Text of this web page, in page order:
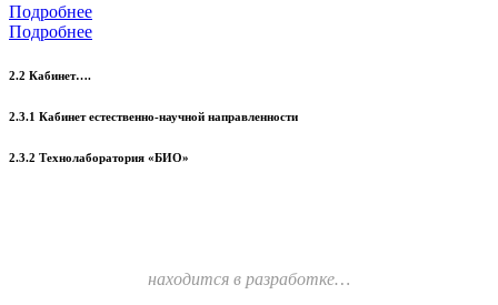
Подробнее
Подробнее
2.2 Кабинет….
2.3.1 Кабинет естественно-научной направленности
2.3.2 Технолаборатория «БИО»
находится в разработке…